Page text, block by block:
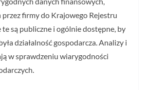
przez firmy do Krajowego Rejestru
te są publiczne i ogólnie dostępne, by
działalność gospodarcza. Analizy i
w sprawdzeniu wiarygodności